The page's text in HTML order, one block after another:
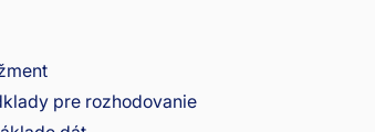
pre rozhodovanie